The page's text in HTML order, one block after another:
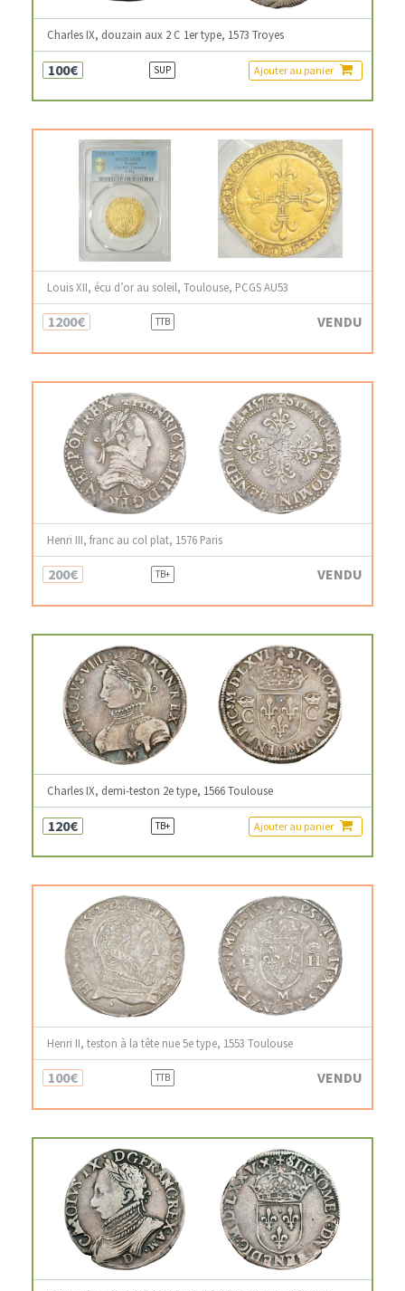
Charles IX, douzain aux 2 C 1er type, 1573 Troyes
100€ SUP Ajouter au panier
Louis XII, écu d’or au soleil, Toulouse, PCGS AU53
1200€ TTB VENDU
Henri III, franc au col plat, 1576 Paris
200€ TB+ VENDU
Charles IX, demi-teston 2e type, 1566 Toulouse
120€ TB+ Ajouter au panier
Henri II, teston à la tête nue 5e type, 1553 Toulouse
100€ TTB VENDU